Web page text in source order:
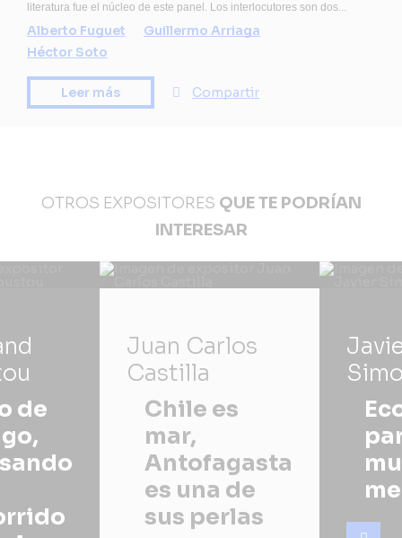
literatura fue el núcleo de este panel. Los interlocutores son dos...
Alberto Fuguet
Guillermo Arriaga
Héctor Soto
Leer más Compartir
OTROS EXPOSITORES QUE TE PODRÍAN
INTERESAR
de
Juan Carlos
Castilla
Chile es
mar,
Antofagasta
es una de
sus perlas